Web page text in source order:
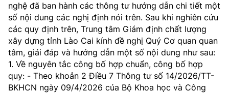
Tiêu chuẩn, đo lường, chất lượng
Năng lượng nguyên tử
Voice
Nhiệm vụ trọng tâm
Chọn ngôn ngữ
Vietnamese English
nghệ đã ban hành các thông tư hướng dẫn chi tiết một
số nội dung các nghị định nói trên. Sau khi nghiên cứu
các quy định trên, Trung tâm Giám định chất lượng
xây dựng tỉnh Lào Cai kính đề nghị Quý Cơ quan quan
tâm, giải đáp và hướng dẫn một số nội dung như sau:
1. Về nguyên tắc công bố hợp chuẩn, công bố hợp
quy: - Theo khoản 2 Điều 7 Thông tư số 14/2026/TT-
BKHCN ngày 09/4/2026 của Bộ Khoa học và Công